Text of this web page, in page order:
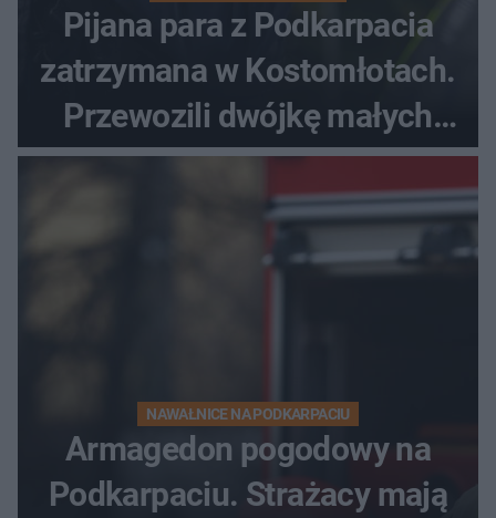
Pijana para z Podkarpacia
zatrzymana w Kostomłotach.
Przewozili dwójkę małych
dzieci
NAWAŁNICE NA PODKARPACIU
Armagedon pogodowy na
Podkarpaciu. Strażacy mają